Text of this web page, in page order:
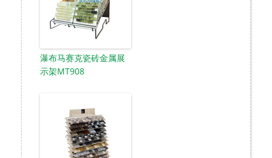
瀑布马赛克瓷砖金属展
示架MT908